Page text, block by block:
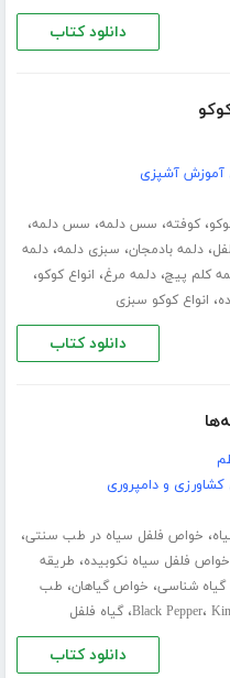
دانلود کتاب
آموزش آشپزی
،کوفته، سس دلمه، سس دلمه،
،دلمه بادمجان، سبزی دلمه،دلمه
کلم پیچ،دلمه مرغ، انواع کوکو،
، انواع کوکو سبزی
دانلود کتاب
و دامپروری
، خواص فلفل سیاه در طب سنتی،
خواص فلفل سیاه نکوبیده، طریقه
گیاه شناسی، خواص گیاهان، طب
Black Pepper، ،گیاه فلفل
دانلود کتاب